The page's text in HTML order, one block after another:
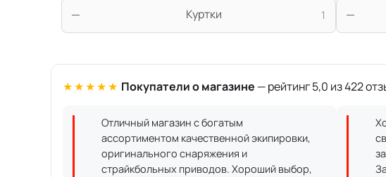
Куртки 1
★★★★★ Покупатели о магазине — рейтинг 5,0 из 422
Отличный магазин с богатым
ассортиментом качественной экипировки,
оригинального снаряжения и
страйкбольных приводов. Хороший выбор,